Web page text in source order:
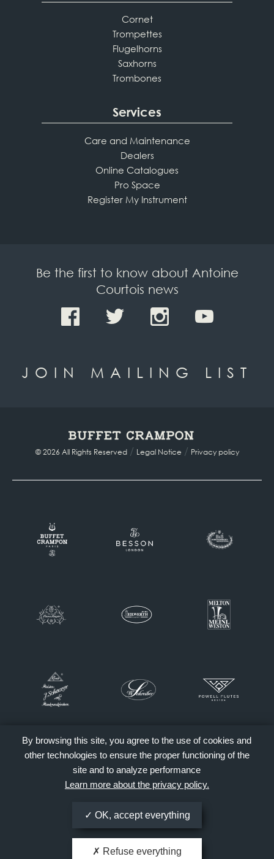
Cornet
Trompettes
Flugelhorns
Saxhorns
Trombones
Services
Care and Maintenance
Dealers
Online Catalogues
Pro Space
Register My Instrument
Be the first to know about Antoine
Courtois news
JOIN MAILING LIST
© 2026 All Rights Reserved/ Legal Notice / Privacy policy
By browsing this site, you agree to the use of cookies and
other technologies to ensure the proper functioning of the
site and to analyze performance
Learn more about the privacy policy.
OK, accept everything
Refuse everything